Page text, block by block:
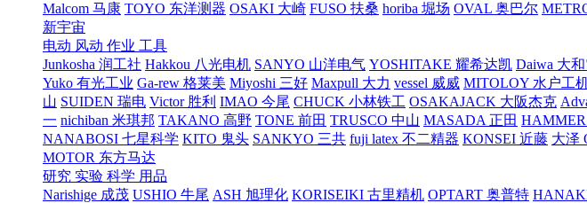
Malcom 马康 TOYO 东洋测器 OSAKI 大崎 FUSO 扶桑 horiba 堀场 OVAL 奥巴尔
新宇宙
电动 风动 作业 工具
Junkosha 润工社 Hakkou 八光电机 SANYO 山洋电气 YOSHITAKE 耀希达凯 Daiwa 大
Yuko 有光工业 Ga-rew 格莱美 Miyoshi 三好 Maxpull 大力 vessel 威威 MITOLOY 水户工
山 SUIDEN 瑞电 Victor 胜利 IMAO 今尾 CHUCK 小林铁工 OSAKAJACK 大阪杰克
一 nichiban 米琪邦 TAKANO 高野 TONE 前田 TRUSCO 中山 MASADA 正田
NANABOSI 七星科学 KITO 鬼头 SANKYO 三共 fuji latex 不二精器 KONSEI 近藤 大泽
MOTOR 东方马达
研究 实验 科学 用品
Narishige 成茂 USHIO 牛尾 ASH 旭理化 KORISEIKI 古里精机 OPTART 奥普特